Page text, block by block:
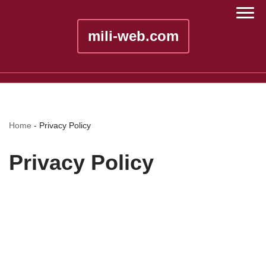
mili-web.com
Home - Privacy Policy
Privacy Policy